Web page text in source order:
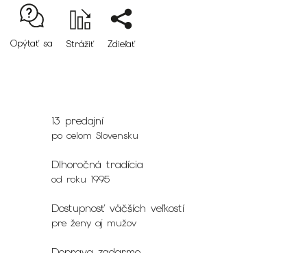
Opýtať sa Strážiť Zdieľať
13 predajní
po celom Slovensku
Dlhoročná tradícia
od roku 1995
Dostupnosť väčších veľkostí
pre ženy aj mužov